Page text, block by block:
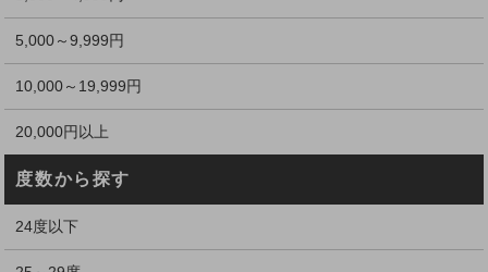
5,000～9,999円
10,000～19,999円
20,000円以上
度数から探す
24度以下